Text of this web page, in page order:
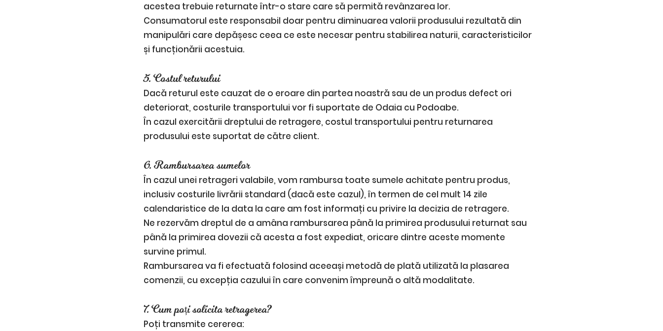
acestea trebuie returnate într-o stare care să permită revânzarea lor.
Consumatorul este responsabil doar pentru diminuarea valorii produsului rezultată din
manipulări care depășesc ceea ce este necesar pentru stabilirea naturii, caracteristicilor
și funcționării acestuia.
5. Costul returului
Dacă returul este cauzat de o eroare din partea noastră sau de un produs defect ori
deteriorat, costurile transportului vor fi suportate de Odaia cu Podoabe.
În cazul exercitării dreptului de retragere, costul transportului pentru returnarea
produsului este suportat de către client.
6. Rambursarea sumelor
În cazul unei retrageri valabile, vom rambursa toate sumele achitate pentru produs,
inclusiv costurile livrării standard (dacă este cazul), în termen de cel mult 14 zile
calendaristice de la data la care am fost informați cu privire la decizia de retragere.
Ne rezervăm dreptul de a amâna rambursarea până la primirea produsului returnat sau
până la primirea dovezii că acesta a fost expediat, oricare dintre aceste momente
survine primul.
Rambursarea va fi efectuată folosind aceeași metodă de plată utilizată la plasarea
comenzii, cu excepția cazului în care convenim împreună o altă modalitate.
7. Cum poți solicita retragerea?
Poți transmite cererea: